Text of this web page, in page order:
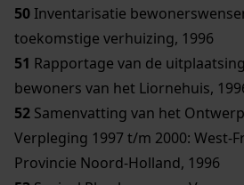
50 Inventarisatie
toekomstige verhuizing, 1996
51 Rapportage van de
bewoners van het Liornehuis,
52 Samenvatting van het
Verpleging 1997 t/m 2000: West-
Provincie Noord-Holland, 1996